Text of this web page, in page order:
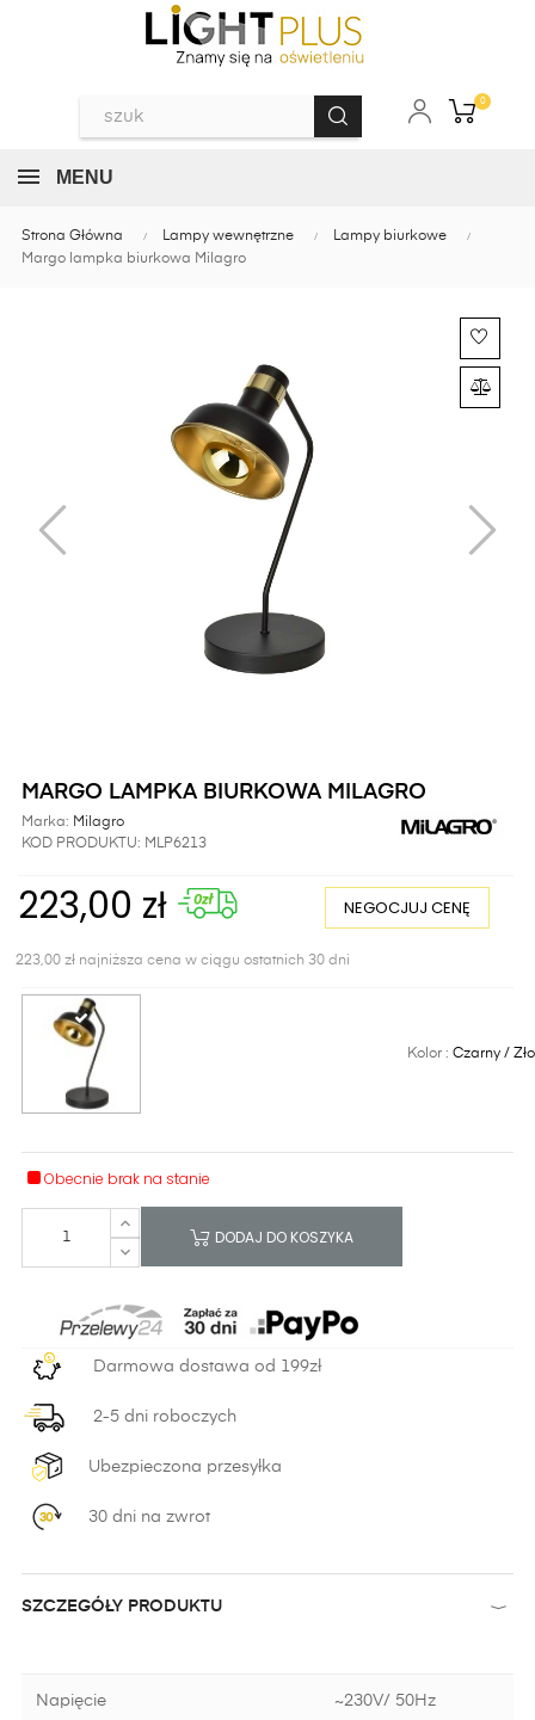
0
MENU
Strona Główna Lampy wewnętrzne
Lampy biurkowe
Margo lampka biurkowa Milagro
MARGO LAMPKA BIURKOWA MILAGRO
Marka: Milagro
KOD PRODUKTU: MLP6213
223,00 zł NEGOCJUJ CENĘ
223,00 zł najniższa cena w ciągu ostatnich 30 dni
Kolor :Czarny /
Obecnie brak na stanie
DODAJ DO KOSZYKA
Darmowa dostawa od 199zł
2-5 dni roboczych
Ubezpieczona przesyłka
30 dni na zwrot
SZCZEGÓŁY PRODUKTU
Napięcie ~230V/ 50Hz